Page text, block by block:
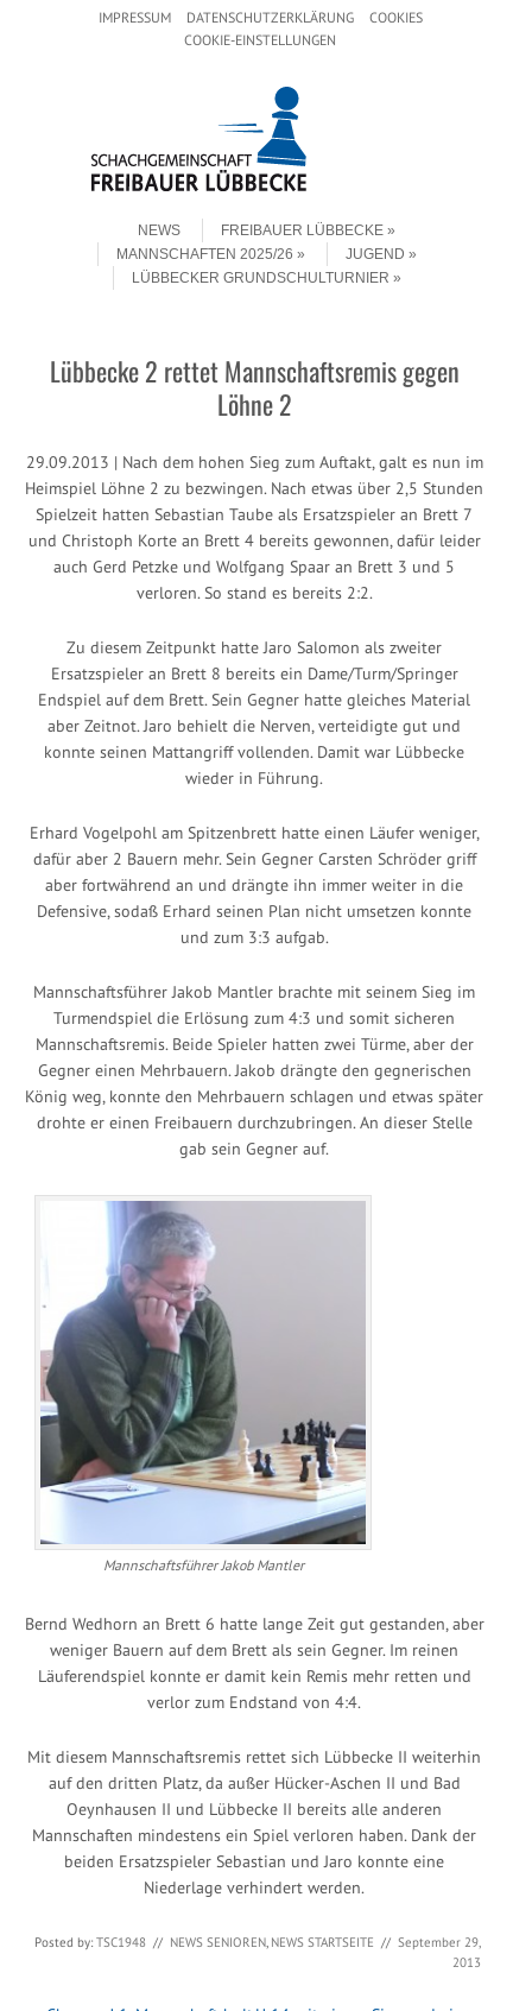
IMPRESSUM DATENSCHUTZERKLÄRUNG
COOKIES
COOKIE-EINSTELLUNGEN
NEWS
FREIBAUER LÜBBECKE
MANNSCHAFTEN 2025/26
JUGEND
LÜBBECKER GRUNDSCHULTURNIER
Lübbecke 2 rettet Mannschaftsremis gegen
Löhne 2
29.09.2013 | Nach dem hohen Sieg zum Auftakt, galt es nun im
Heimspiel Löhne 2 zu bezwingen. Nach etwas über 2,5 Stunden
Spielzeit hatten Sebastian Taube als Ersatzspieler an Brett 7
und Christoph Korte an Brett 4 bereits gewonnen, dafür leider
auch Gerd Petzke und Wolfgang Spaar an Brett 3 und 5
verloren. So stand es bereits 2:2.
Zu diesem Zeitpunkt hatte Jaro Salomon als zweiter
Ersatzspieler an Brett 8 bereits ein Dame/Turm/Springer
Endspiel auf dem Brett. Sein Gegner hatte gleiches Material
aber Zeitnot. Jaro behielt die Nerven, verteidigte gut und
konnte seinen Mattangriff vollenden. Damit war Lübbecke
wieder in Führung.
Erhard Vogelpohl am Spitzenbrett hatte einen Läufer weniger,
dafür aber 2 Bauern mehr. Sein Gegner Carsten Schröder griff
aber fortwährend an und drängte ihn immer weiter in die
Defensive, sodaß Erhard seinen Plan nicht umsetzen konnte
und zum 3:3 aufgab.
Mannschaftsführer Jakob Mantler brachte mit seinem Sieg im
Turmendspiel die Erlösung zum 4:3 und somit sicheren
Mannschaftsremis. Beide Spieler hatten zwei Türme, aber der
Gegner einen Mehrbauern. Jakob drängte den gegnerischen
König weg, konnte den Mehrbauern schlagen und etwas später
drohte er einen Freibauern durchzubringen. An dieser Stelle
gab sein Gegner auf.
Mannschaftsführer Jakob Mantler
Bernd Wedhorn an Brett 6 hatte lange Zeit gut gestanden, aber
weniger Bauern auf dem Brett als sein Gegner. Im reinen
Läuferendspiel konnte er damit kein Remis mehr retten und
verlor zum Endstand von 4:4.
Mit diesem Mannschaftsremis rettet sich Lübbecke II weiterhin
auf den dritten Platz, da außer Hücker-Aschen II und Bad
Oeynhausen II und Lübbecke II bereits alle anderen
Mannschaften mindestens ein Spiel verloren haben. Dank der
beiden Ersatzspieler Sebastian und Jaro konnte eine
Niederlage verhindert werden.
Posted by:TSC1948 // NEWS SENIOREN, NEWS STARTSEITE // September 29,
2013